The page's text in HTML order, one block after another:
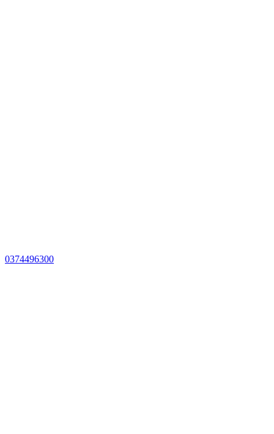
0374496300